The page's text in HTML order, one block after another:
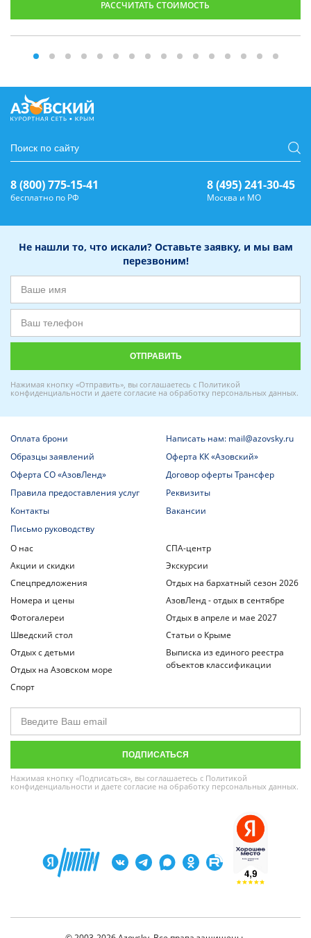
РАССЧИТАТЬ СТОИМОСТЬ
8 (800) 775-15-41
бесплатно по РФ
8 (495) 241-30-45
Москва и МО
Не нашли то, что искали? Оставьте заявку, и мы вам
перезвоним!
Нажимая кнопку «Отправить», вы соглашаетесь с Политикой
конфиденциальности и даете согласие на обработку персональных данных.
Оплата брони
Написать нам: mail@azovsky.ru
Образцы заявлений
Оферта КК «Азовский»
Оферта СО «АзовЛенд»
Договор оферты Трансфер
Правила предоставления услуг
Реквизиты
Контакты
Вакансии
Письмо руководству
О нас
Акции и скидки
Спецпредложения
Номера и цены
Фотогалереи
Шведский стол
Отдых с детьми
Отдых на Азовском море
Спорт
СПА-центр
Экскурсии
Отдых на бархатный сезон 2026
АзовЛенд - отдых в сентябре
Отдых в апреле и мае 2027
Статьи о Крыме
Выписка из единого реестра
объектов классификации
Нажимая кнопку «Подписаться», вы соглашаетесь с Политикой
конфиденциальности и даете согласие на обработку персональных данных.